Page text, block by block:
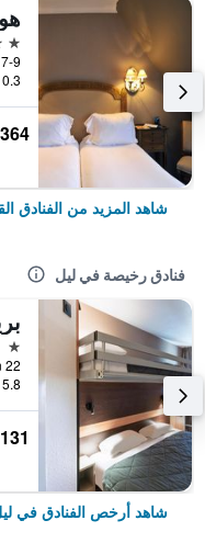
3 نجوم
0.3 كيلومتر عن وسط المدينة
364 ﷼
شاهد المزيد من الفنادق
فنادق رخيصة في ليل
5.8 كيلومتر عن وسط المدينة
131 ﷼
شاهد أرخص الفنادق في